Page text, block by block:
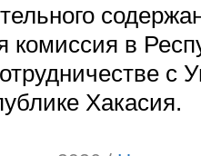
комиссия в
с
Хакасия.